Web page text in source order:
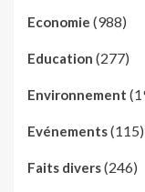
Economie (988)
Education (277)
Environnement
Evénements(115)
Faits divers(246)